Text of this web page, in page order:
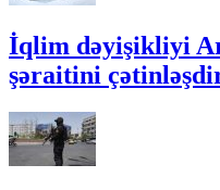
İqlim dəyişikliyi
şəraitini